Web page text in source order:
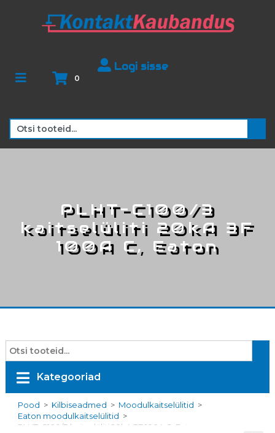
0
Logi sisse
PLHT-C100/3
kaitselüliti 20kA 3F
100A C, Eaton
Kategooriad
Pood > Kilbiseadmed > Moodulkaitselülitid >
Eaton moodulkaitselülitid >
PLHT-C100/3 kaitselüliti 20kA 3F 100A C, Eaton